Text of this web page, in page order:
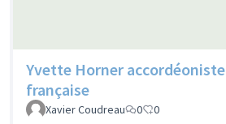
Yvette Horner accordéoniste
française
Xavier Coudreau 0 0